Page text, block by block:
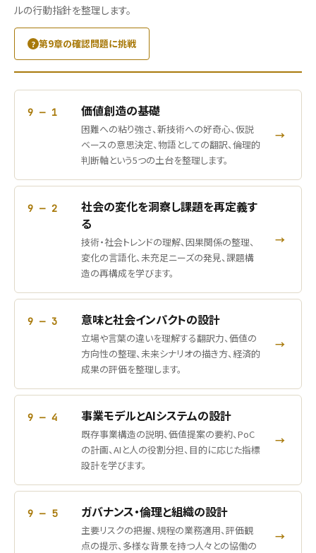
ルの行動指針を整理します。
第9章の確認問題に挑戦
9 — 1 価値創造の基礎
困難への粘り強さ、新技術への好奇心、仮説
ベースの意思決定、物語としての翻訳、倫理的
判断軸という5つの土台を整理します。
→
9 — 2
社会の変化を洞察し課題を再定義す
る
技術・社会トレンドの理解、因果関係の整理、
変化の言語化、未充足ニーズの発見、課題構
造の再構成を学びます。
→
9 — 3 意味と社会インパクトの設計
立場や言葉の違いを理解する翻訳力、価値の
方向性の整理、未来シナリオの描き方、経済的
成果の評価を整理します。
→
9 — 4 事業モデルとAIシステムの設計
既存事業構造の説明、価値提案の要約、PoC
の計画、AIと人の役割分担、目的に応じた指標
設計を学びます。
→
9 — 5 ガバナンス・倫理と組織の設計
主要リスクの把握、規程の業務適用、評価観
点の提示、多様な背景を持つ人々との協働の
→